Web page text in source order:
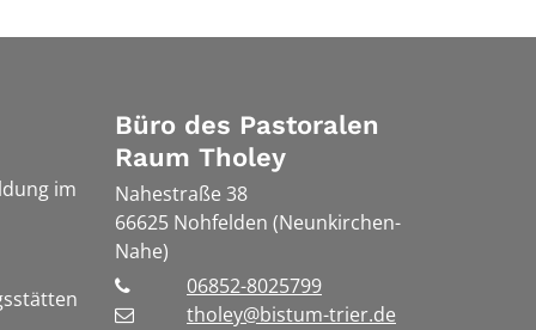
im
Büro des Pastoralen
Raum Tholey
Nahestraße 38
66625 Nohfelden (Neunkirchen-
Nahe)
06852-8025799
tholey@bistum-trier.de